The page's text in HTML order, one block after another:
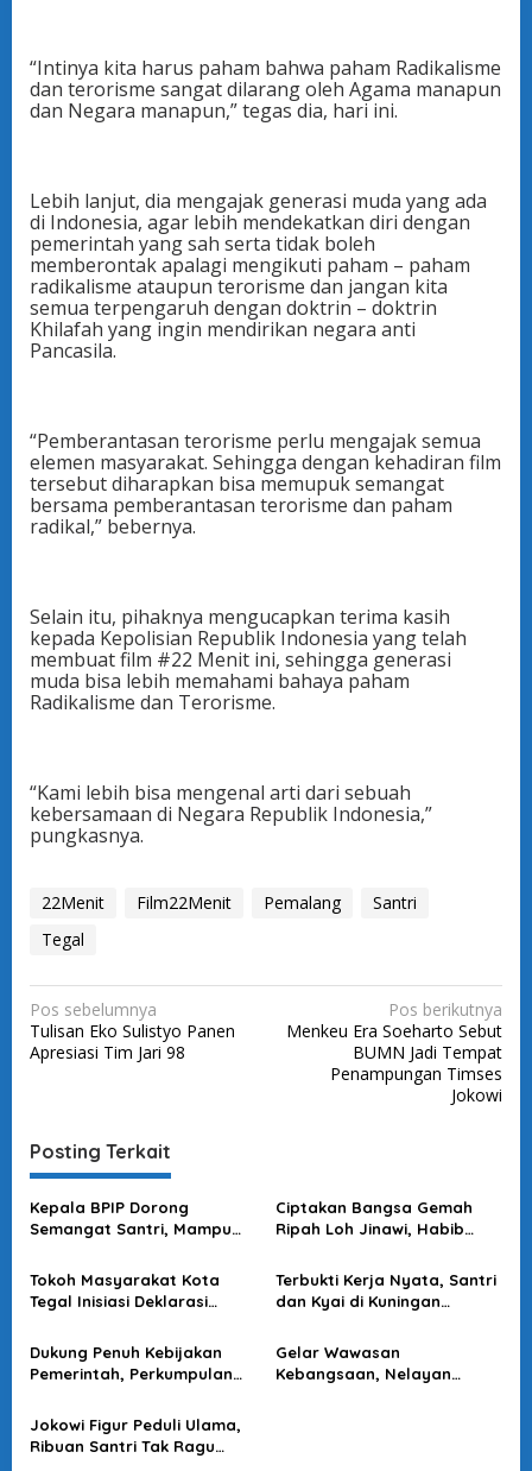
“Intinya kita harus paham bahwa paham Radikalisme
dan terorisme sangat dilarang oleh Agama manapun
dan Negara manapun,” tegas dia, hari ini.
Lebih lanjut, dia mengajak generasi muda yang ada
di Indonesia, agar lebih mendekatkan diri dengan
pemerintah yang sah serta tidak boleh
memberontak apalagi mengikuti paham – paham
radikalisme ataupun terorisme dan jangan kita
semua terpengaruh dengan doktrin – doktrin
Khilafah yang ingin mendirikan negara anti
Pancasila.
“Pemberantasan terorisme perlu mengajak semua
elemen masyarakat. Sehingga dengan kehadiran film
tersebut diharapkan bisa memupuk semangat
bersama pemberantasan terorisme dan paham
radikal,” bebernya.
Selain itu, pihaknya mengucapkan terima kasih
kepada Kepolisian Republik Indonesia yang telah
membuat film #22 Menit ini, sehingga generasi
muda bisa lebih memahami bahaya paham
Radikalisme dan Terorisme.
“Kami lebih bisa mengenal arti dari sebuah
kebersamaan di Negara Republik Indonesia,”
pungkasnya.
22Menit Film22Menit Pemalang
Santri
Tegal
N
a
v
g
a
s
i
p
o
s
Pos sebelumnya
Tulisan Eko Sulistyo Panen
Apresiasi Tim Jari 98
Pos berikutnya
Menkeu Era Soeharto Sebut
BUMN Jadi Tempat
Penampungan Timses
Jokowi
Posting Terkait
Kepala BPIP Dorong
Semangat Santri, Mampu
Bidang
Ciptakan Bangsa Gemah
Ripah Loh Jinawi, Habib
Ciptakan Pemilu Damai
Tokoh Masyarakat Kota
Tegal Inisiasi Deklarasi
Politisasi Hoax dan SARA
Terbukti Kerja Nyata, Santri
dan Kyai di Kuningan
Lagi
Dukung Penuh Kebijakan
Pemerintah, Perkumpulan
Perikanan Disahkan
Gelar Wawasan
Kebangsaan, Nelayan
Jokowi Figur Peduli Ulama,
Ribuan Santri Tak Ragu